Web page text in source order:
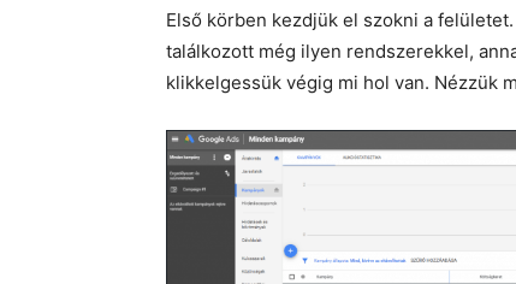
Első körben kezdjük el szokni a
találkozott még ilyen rendszerekkel,
klikkelgessük végig mi hol van. Nézzük